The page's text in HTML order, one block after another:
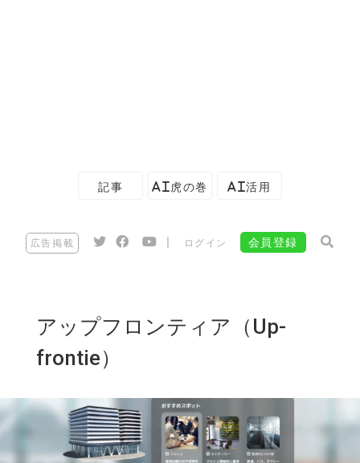
記事 AI虎の巻 AI活用
広告掲載 ログイン 会員登録
アップフロンティア（Up-
frontie）